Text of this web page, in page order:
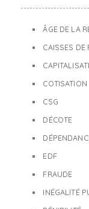
ÂGE DE LA
CAISSES DE
COTISATION
CSG
DÉCOTE
EDF
FRAUDE
INÉGALITÉ